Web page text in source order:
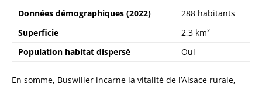
Données démographiques (2022)
288 habitants
Superficie
2,3 km²
Population habitat dispersé
Oui
En somme, Buswiller incarne la vitalité de l’Alsace rurale,